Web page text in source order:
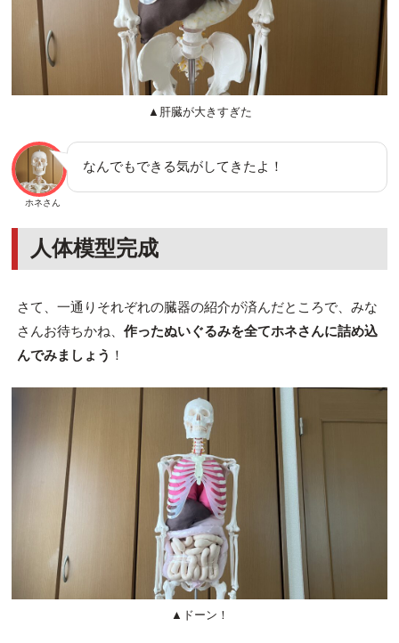
▲肝臓が大きすぎた
ホネさん
なんでもできる気がしてきたよ！
人体模型完成
さて、一通りそれぞれの臓器の紹介が済んだところで、みな
さんお待ちかね、 作ったぬいぐるみを全てホネさんに詰め込
んでみましょう ！
▲ドーン！